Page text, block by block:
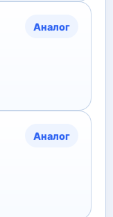
Аналог
Аналог